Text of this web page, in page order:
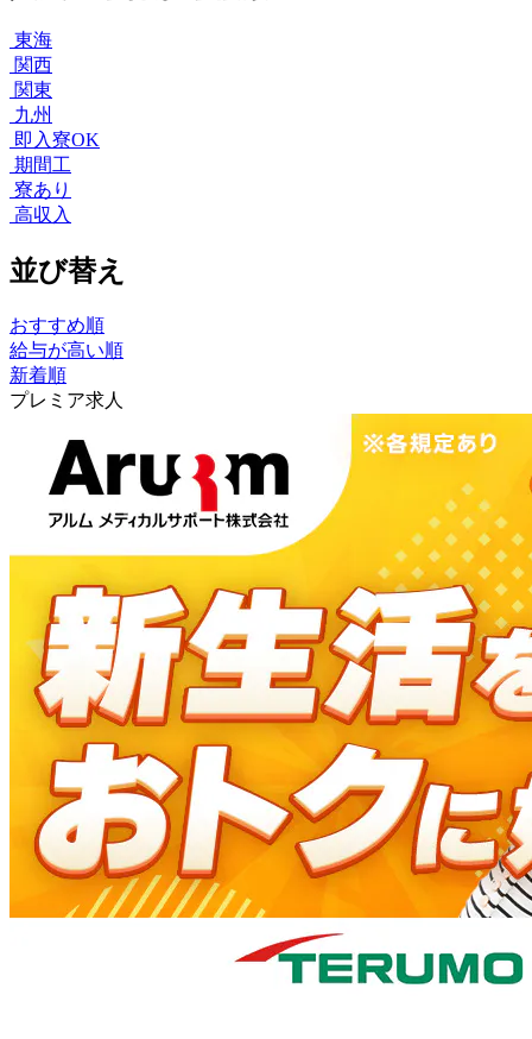
東海
関西
関東
九州
即入寮OK
期間工
寮あり
高収入
並び替え
おすすめ順
給与が高い順
新着順
プレミア求人